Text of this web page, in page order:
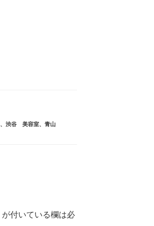
、 渋谷 美容室、 青山
が付いている欄は必